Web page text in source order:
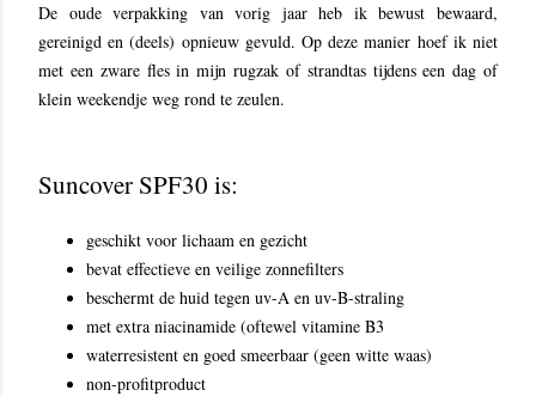
De oude verpakking van vorig jaar heb ik bewust bewaard,
gereinigd en (deels) opnieuw gevuld. Op deze manier hoef ik niet
met een zware fles in mijn rugzak of strandtas tijdens een dag of
klein weekendje weg rond te zeulen.
Suncover SPF30 is:
geschikt voor lichaam en gezicht
bevat effectieve en veilige zonnefilters
beschermt de huid tegen uv-A en uv-B-straling
met extra niacinamide (oftewel vitamine B3
waterresistent en goed smeerbaar (geen witte waas)
non-profitproduct